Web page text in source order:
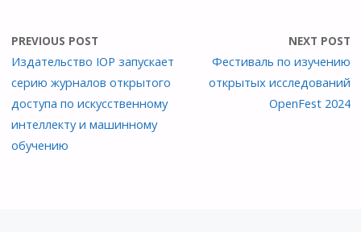
PREVIOUS POST
Издательство IOP запускает
серию журналов открытого
доступа по искусственному
интеллекту и машинному
обучению
NEXT POST
Фестиваль по изучению
открытых исследований
OpenFest 2024